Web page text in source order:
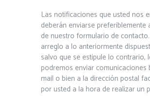
Las notificaciones que usted nos
deberán enviarse preferiblemente
de nuestro formulario de
arreglo a lo anteriormente
salvo que se estipule lo contrario,
podremos enviar comunicaciones
mail o bien a la dirección postal
por usted a la hora de realizar un